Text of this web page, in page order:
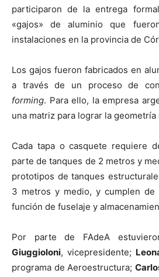
participaron de la entrega
«gajos» de aluminio que
instalaciones en la provincia de
Los gajos fueron fabricados en
a través de un proceso de
forming. Para ello, la empresa
una matriz para lograr la
Cada tapa o casquete requiere
parte de tanques de 2 metros y
prototipos de tanques
3 metros y medio, y cumplen de
función de fuselaje y
Por parte de FAdeA
Giuggioloni, vicepresidente;
programa de Aeroestructura;